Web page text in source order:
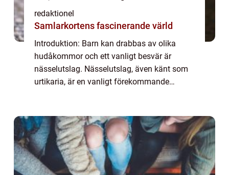
redaktionel
Samlarkortens fascinerande värld
Introduktion: Barn kan drabbas av olika
hudåkommor och ett vanligt besvär är
nässelutslag. Nässelutslag, även känt som
urtikaria, är en vanligt förekommande
kommer vi at...